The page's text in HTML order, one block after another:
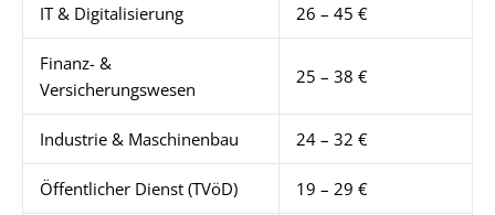
IT & Digitalisierung 26 – 45 €
Finanz- &
Versicherungswesen
25 – 38 €
Industrie & Maschinenbau 24 – 32 €
Öffentlicher Dienst (TVöD) 19 – 29 €